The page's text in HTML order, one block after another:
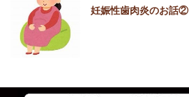
妊娠性歯肉炎のお話②